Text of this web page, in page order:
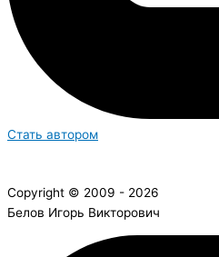
Стать автором
Copyright © 2009 - 2026
Белов Игорь Викторович